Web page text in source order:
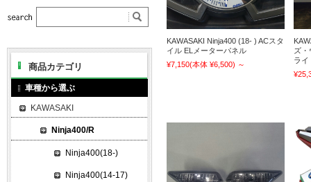
KAWASAKI Ninja400 (18- ) ACスタ
イル ELメーターパネル
¥7,150(本体 ¥6,500) ～
ズ・
ライ
商品カテゴリ
車種から選ぶ
KAWASAKI
Ninja400/R
Ninja400(18-)
Ninja400(14-17)